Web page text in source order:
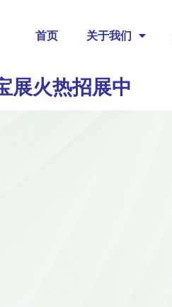
首页 关于我们
展火热招展中